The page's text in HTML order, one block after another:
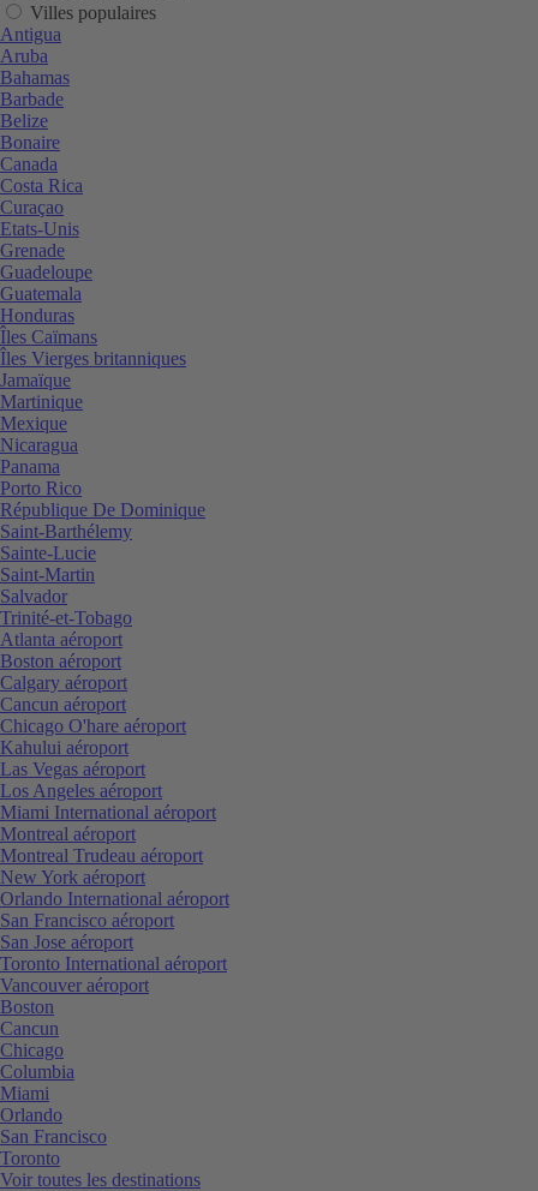
Villes populaires
Antigua
Aruba
Bahamas
Barbade
Belize
Bonaire
Canada
Costa Rica
Curaçao
Etats-Unis
Grenade
Guadeloupe
Guatemala
Honduras
Îles Caïmans
Îles Vierges britanniques
Jamaïque
Martinique
Mexique
Nicaragua
Panama
Porto Rico
République De Dominique
Saint-Barthélemy
Sainte-Lucie
Saint-Martin
Salvador
Trinité-et-Tobago
Atlanta aéroport
Boston aéroport
Calgary aéroport
Cancun aéroport
Chicago O'hare aéroport
Kahului aéroport
Las Vegas aéroport
Los Angeles aéroport
Miami International aéroport
Montreal aéroport
Montreal Trudeau aéroport
New York aéroport
Orlando International aéroport
San Francisco aéroport
San Jose aéroport
Toronto International aéroport
Vancouver aéroport
Boston
Cancun
Chicago
Columbia
Miami
Orlando
San Francisco
Toronto
Voir toutes les destinations